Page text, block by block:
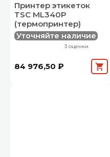
Принтер этикеток
TSC ML340P
(термопринтер)
Уточняйте наличие
3 оценки
84 976,50 ₽